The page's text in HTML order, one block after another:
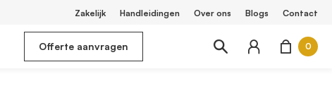
Zakelijk Handleidingen Over ons Blogs Contact
Offerte aanvragen 0